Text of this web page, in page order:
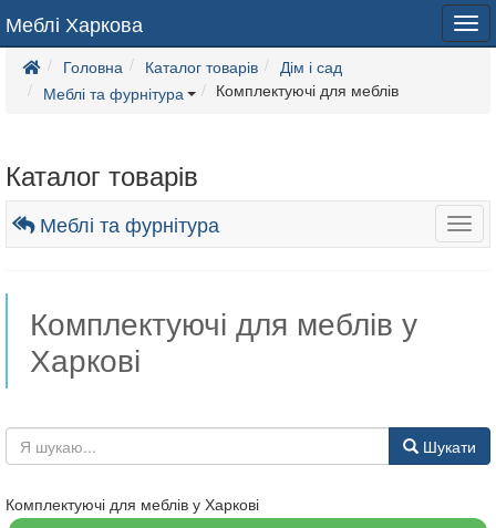
Меблі Харкова
Головна Каталог товарів
Дім і сад
Меблі та фурнітура
Комплектуючі для меблів
Каталог товарів
Меблі та фурнітура
Комплектуючі для меблів у
Харкові
Шукати
Комплектуючі для меблів у Харкові